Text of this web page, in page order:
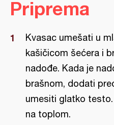
Priprema
Kvasac umešati u
kašičicom šećera i
nadođe. Kada je
brašnom, dodati
umesiti glatko
na toplom.